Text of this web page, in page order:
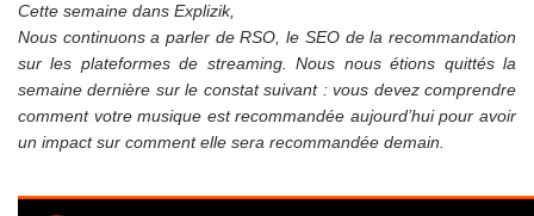
Cette semaine dans Explizik,
Nous continuons a parler de RSO, le SEO de la recommandation
sur les plateformes de streaming. Nous nous étions quittés la
semaine dernière sur le constat suivant : vous devez comprendre
comment votre musique est recommandée aujourd’hui pour avoir
un impact sur comment elle sera recommandée demain.